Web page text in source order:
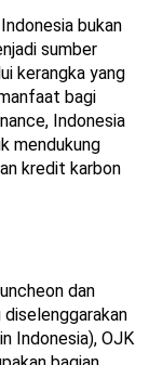
bukan
sumber
kerangka yang
bagi
Indonesia
mendukung
kredit karbon
dan
Indonesia), OJK